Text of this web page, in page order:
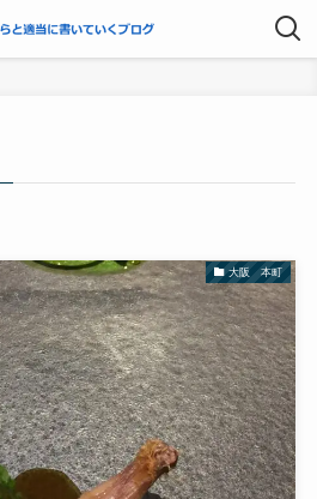
大阪 本町